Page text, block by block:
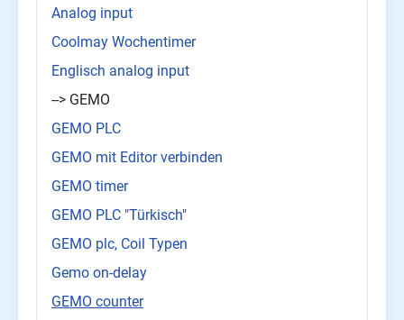
Analog input
Coolmay Wochentimer
Englisch analog input
--> GEMO
GEMO PLC
GEMO mit Editor verbinden
GEMO timer
GEMO PLC "Türkisch"
GEMO plc, Coil Typen
Gemo on-delay
GEMO counter